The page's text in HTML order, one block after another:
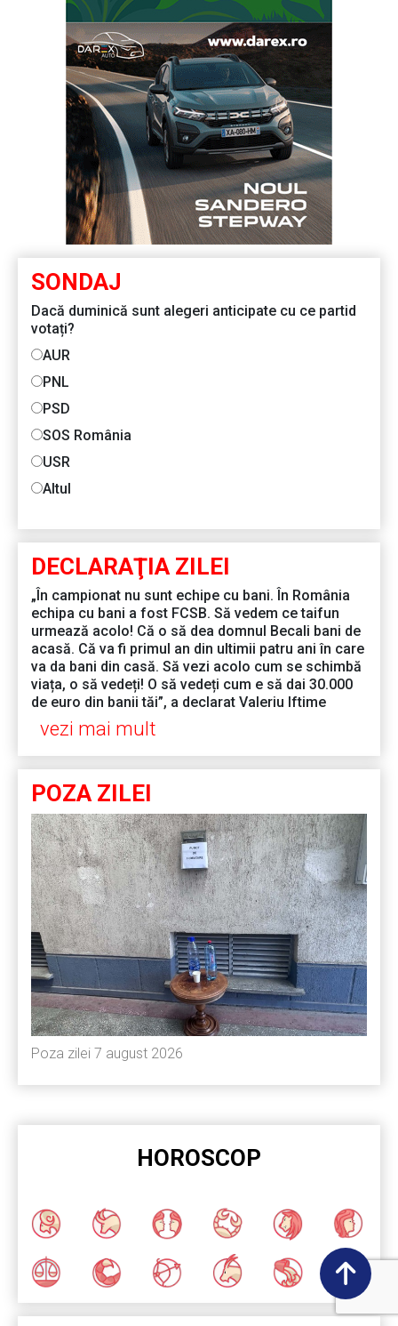
SONDAJ
Dacă duminică sunt alegeri anticipate cu ce partid
votați?
AUR
PNL
PSD
SOS România
USR
Altul
DECLARAŢIA ZILEI
„În campionat nu sunt echipe cu bani. În România
echipa cu bani a fost FCSB. Să vedem ce taifun
urmează acolo! Că o să dea domnul Becali bani de
acasă. Că va fi primul an din ultimii patru ani în care
va da bani din casă. Să vezi acolo cum se schimbă
viața, o să vedeți! O să vedeți cum e să dai 30.000
de euro din banii tăi”, a declarat Valeriu Iftime
vezi mai mult
POZA ZILEI
Poza zilei 7 august 2026
HOROSCOP